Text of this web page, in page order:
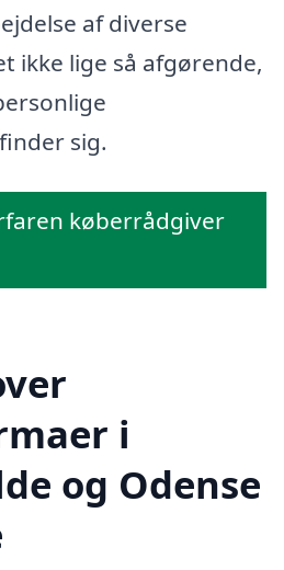
af diverse
ikke lige så afgørende,
sig.
køberrådgiver
i
og Odense